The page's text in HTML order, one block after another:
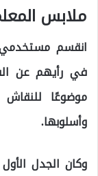
ملابس
انقسم
في رأيهم عن
موضوعًا
وأسلوبها.
وكان الجدل